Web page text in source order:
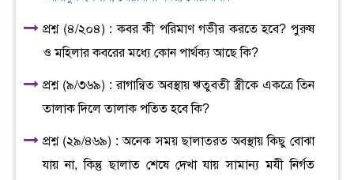
প্রশ্ন (৪/২০৪) : কবর কী পরিমাণ গভীর করতে হবে? পুরুষ
ও মহিলার কবরের মধ্যে কোন পার্থক্য আছে কি?
প্রশ্ন (৯/৩৬৯) : রাগান্বিত অবস্থায় ঋতুবতী স্ত্রীকে একত্রে তিন
তালাক দিলে তালাক পতিত হবে কি?
প্রশ্ন (২৯/৪৬৯) : অনেক সময় ছালাতরত অবস্থায় কিছু বোঝা
যায় না, কিন্তু ছালাত শেষে দেখা যায় সামান্য মযী নির্গত